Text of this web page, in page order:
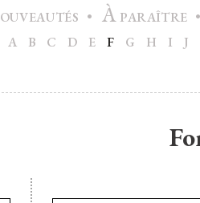
OUVEAUTÉS • ÀPARAÎTRE •
A
B C D E F G H I J